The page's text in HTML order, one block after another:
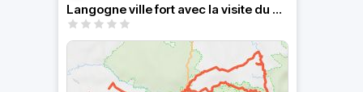
Langogne ville fort avec la visite du château de Luc …,,..,,